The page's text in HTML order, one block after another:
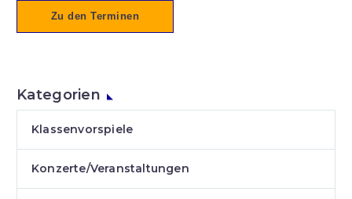
Zu den Terminen
Kategorien
Klassenvorspiele
Konzerte/Veranstaltungen